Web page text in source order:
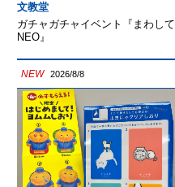
文教堂
ガチャガチャイベント『まわして
NEO』
NEW 2026/8/8